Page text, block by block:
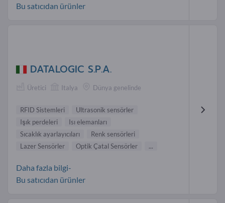
Bu satıcıdan ürünler
DATALOGIC S.P.A.
Üretici Italya Dünya genelinde
RFID Sistemleri
Ultrasonik sensörler
Işık perdeleri
Isı elemanları
Sıcaklık ayarlayıcıları
Renk sensörleri
Lazer Sensörler
Optik Çatal Sensörler ...
Daha fazla bilgi-
Bu satıcıdan ürünler